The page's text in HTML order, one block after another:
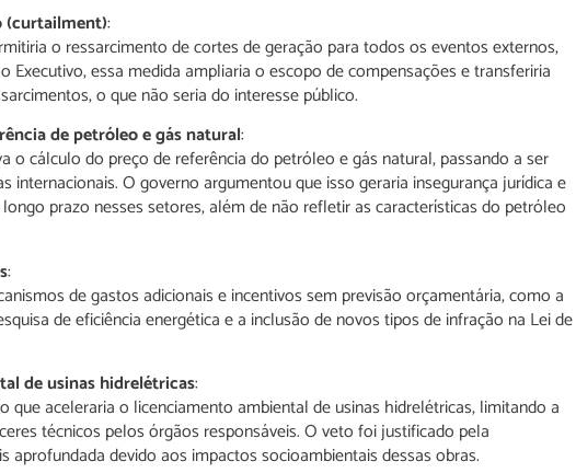
(curtailment):
o ressarcimento de cortes de geração para todos os eventos externos,
Executivo, essa medida ampliaria o escopo de compensações e transferiria
o que não seria do interesse público.
de petróleo e gás natural:
o cálculo do preço de referência do petróleo e gás natural, passando a ser
internacionais. O governo argumentou que isso geraria insegurança jurídica e
prazo nesses setores, além de não refletir as características do petróleo
:
de gastos adicionais e incentivos sem previsão orçamentária, como a
de eficiência energética e a inclusão de novos tipos de infração na Lei de
de usinas hidrelétricas:
aceleraria o licenciamento ambiental de usinas hidrelétricas, limitando a
técnicos pelos órgãos responsáveis. O veto foi justificado pela
aprofundada devido aos impactos socioambientais dessas obras.